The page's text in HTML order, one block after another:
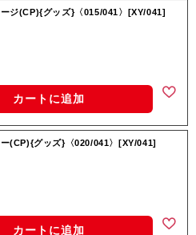
ジ(CP){グッズ}〈015/041〉[XY/041]
カートに追加
(CP){グッズ}〈020/041〉[XY/041]
カートに追加